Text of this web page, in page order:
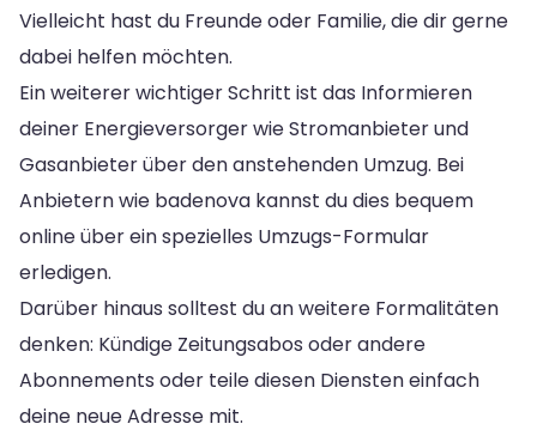
Vielleicht hast du Freunde oder Familie, die dir gerne
dabei helfen möchten.
Ein weiterer wichtiger Schritt ist das Informieren
deiner Energieversorger wie Stromanbieter und
Gasanbieter über den anstehenden Umzug. Bei
Anbietern wie badenova kannst du dies bequem
online über ein spezielles Umzugs-Formular
erledigen.
Darüber hinaus solltest du an weitere Formalitäten
denken: Kündige Zeitungsabos oder andere
Abonnements oder teile diesen Diensten einfach
deine neue Adresse mit.